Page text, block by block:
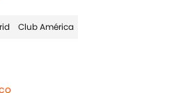
Club América